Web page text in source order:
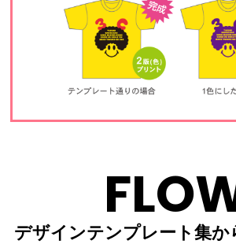
デザインテンプレート集か